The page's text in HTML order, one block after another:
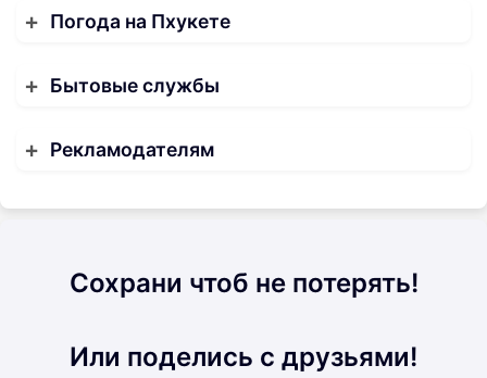
Погода на Пхукете
Бытовые службы
Рекламодателям
Сохрани чтоб не потерять!
Или поделись с друзьями!